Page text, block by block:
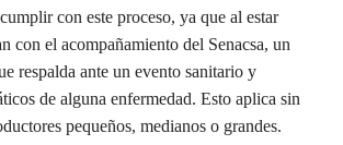
con este proceso, ya que al estar
con el acompañamiento del Senacsa, un
respalda ante un evento sanitario y
de alguna enfermedad. Esto aplica sin
pequeños, medianos o grandes.